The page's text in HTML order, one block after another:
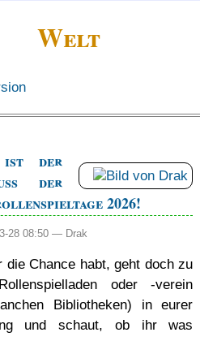
Welt
ist der
der
2026!
28 08:50 — Drak
die Chance habt, geht doch zu
oder -verein
Bibliotheken) in eurer
und schaut, ob ihr was
“Sorry that I called you
geek, these are beautiful!”
— Die Frau eines
Freundes, als sie
was Leute sagen…